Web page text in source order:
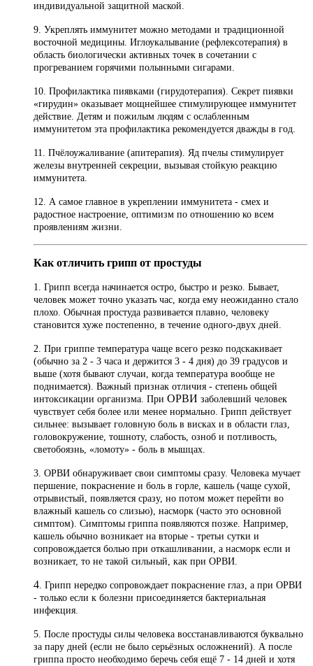
индивидуальной защитной маской.
9. Укреплять иммунитет можно методами и традиционной
восточной медицины. Иглоукалывание (рефлексотерапия) в
область биологически активных точек в сочетании с
прогреванием горячими полынными сигарами.
10. Профилактика пиявками (гирудотерапия). Секрет пиявки
«гирудин» оказывает мощнейшее стимулирующее иммунитет
действие. Детям и пожилым людям с ослабленным
иммунитетом эта профилактика рекомендуется дважды в год.
11. Пчёлоужаливание (апитерапия). Яд пчелы стимулирует
железы внутренней секреции, вызывая стойкую реакцию
иммунитета.
12. А самое главное в укреплении иммунитета - смех и
радостное настроение, оптимизм по отношению ко всем
проявлениям жизни.
Как отличить грипп от простуды
1. Грипп всегда начинается остро, быстро и резко. Бывает,
человек может точно указать час, когда ему неожиданно стало
плохо. Обычная простуда развивается плавно, человеку
становится хуже постепенно, в течение одного-двух дней.
2. При гриппе температура чаще всего резко подскакивает
(обычно за 2 - 3 часа и держится 3 - 4 дня) до 39 градусов и
выше (хотя бывают случаи, когда температура вообще не
поднимается). Важный признак отличия - степень общей
интоксикации организма. При ОРВИ заболевший человек
чувствует себя более или менее нормально. Грипп действует
сильнее: вызывает головную боль в висках и в области глаз,
головокружение, тошноту, слабость, озноб и потливость,
светобоязнь, «ломоту» - боль в мышцах.
3. ОРВИ обнаруживает свои симптомы сразу. Человека мучает
першение, покраснение и боль в горле, кашель (чаще сухой,
отрывистый, появляется сразу, но потом может перейти во
влажный кашель со слизью), насморк (часто это основной
симптом). Симптомы гриппа появляются позже. Например,
кашель обычно возникает на вторые - третьи сутки и
сопровождается болью при откашливании, а насморк если и
возникает, то не такой сильный, как при ОРВИ.
4. Грипп нередко сопровождает покраснение глаз, а при ОРВИ
- только если к болезни присоединяется бактериальная
инфекция.
5. После простуды силы человека восстанавливаются буквально
за пару дней (если не было серьёзных осложнений). А после
гриппа просто необходимо беречь себя ещё 7 - 14 дней и хотя